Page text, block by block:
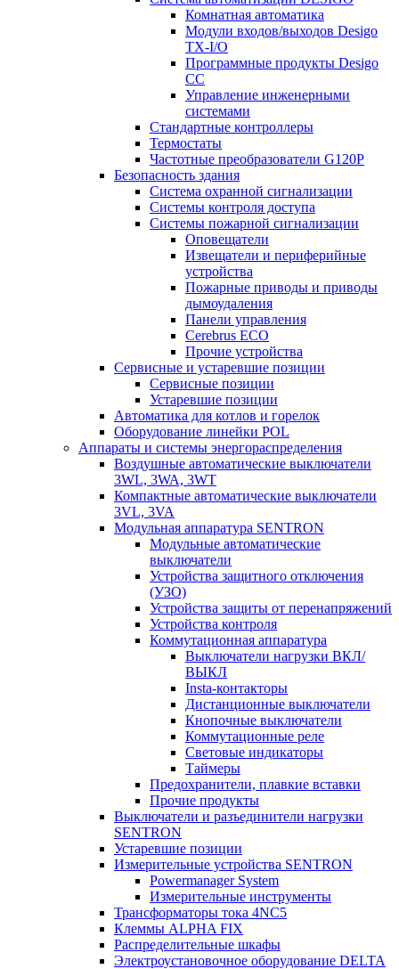
Комнатная автоматика
Модули входов/выходов Desigo
TX-I/O
Программные продукты Desigo
CC
Управление инженерными
системами
Стандартные контроллеры
Термостаты
Частотные преобразователи G120P
Безопасность здания
Система охранной сигнализации
Системы контроля доступа
Системы пожарной сигнализации
Оповещатели
Извещатели и периферийные
устройства
Пожарные приводы и приводы
дымоудаления
Панели управления
Cerebrus ECO
Прочие устройства
Сервисные и устаревшие позиции
Сервисные позиции
Устаревшие позиции
Автоматика для котлов и горелок
Оборудование линейки POL
Аппараты и системы энергораспределения
Воздушные автоматические выключатели
3WL, 3WA, 3WT
Компактные автоматические выключатели
3VL, 3VA
Модульная аппаратура SENTRON
Модульные автоматические
выключатели
Устройства защитного отключения
(УЗО)
Устройства защиты от перенапряжений
Устройства контроля
Коммутационная аппаратура
Выключатели нагрузки ВКЛ/
ВЫКЛ
Insta-контакторы
Дистанционные выключатели
Кнопочные выключатели
Коммутационные реле
Световые индикаторы
Таймеры
Предохранители, плавкие вставки
Прочие продукты
Выключатели и разъединители нагрузки
SENTRON
Устаревшие позиции
Измерительные устройства SENTRON
Powermanager System
Измерительные инструменты
Трансформаторы тока 4NC5
Клеммы ALPHA FIX
Распределительные шкафы
Электроустановочное оборудование DELTA